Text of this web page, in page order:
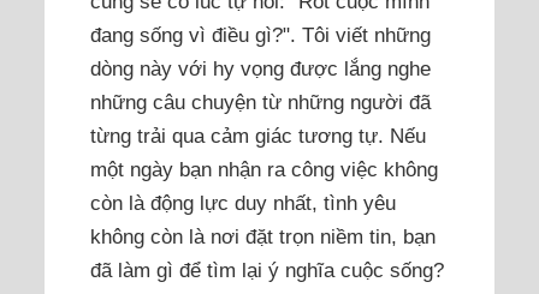
đang sống vì điều gì?". Tôi viết những
dòng này với hy vọng được lắng nghe
những câu chuyện từ những người đã
từng trải qua cảm giác tương tự. Nếu
một ngày bạn nhận ra công việc không
còn là động lực duy nhất, tình yêu
không còn là nơi đặt trọn niềm tin, bạn
đã làm gì để tìm lại ý nghĩa cuộc sống?